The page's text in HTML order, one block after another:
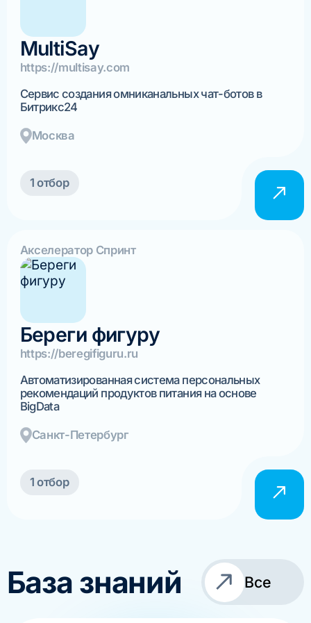
MultiSay
https://multisay.com
Сервис создания омниканальных чат-ботов в
Битрикс24
Москва
1 отбор
Акселератор Спринт
Береги фигуру
https://beregifiguru.ru
Автоматизированная система персональных
рекомендаций продуктов питания на основе
BigData
Санкт-Петербург
1 отбор
База знаний Все